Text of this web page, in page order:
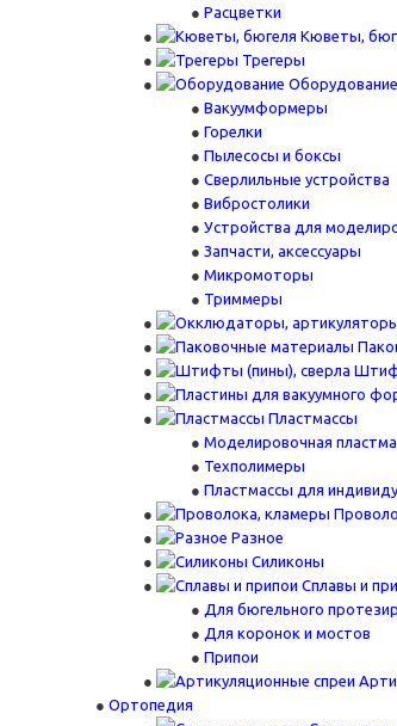
Расцветки
Кюветы,
Трегеры
Оборудование
Вакуумформеры
Горелки
Пылесосы и боксы
Сверлильные устройства
Вибростолики
Устройства для
Запчасти, аксессуары
Микромоторы
Триммеры
Пластмассы
Моделировочная
Техполимеры
Пластмассы для
Разное
Силиконы
Сплавы и
Для бюгельного
Для коронок и мостов
Припои
Ортопедия